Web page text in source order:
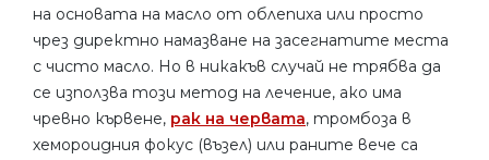
на основата на масло от облепиха или просто
чрез директно намазване на засегнатите места
с чисто масло. Но в никакъв случай не трябва да
се използва този метод на лечение, ако има
чревно кървене, рак на червата, тромбоза в
хемороидния фокус (възел) или раните вече са